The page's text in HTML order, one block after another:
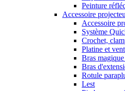
Peinture
Accessoire
Accessoire
Système
Crochet,
Platine et
Bras
Bras
Rotule
Lest